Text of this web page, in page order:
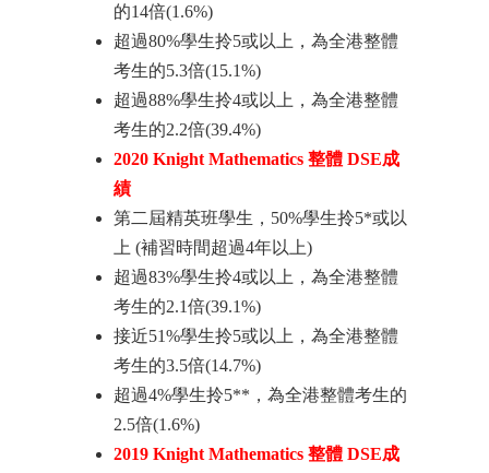
的14倍(1.6%)
超過80%學生拎5或以上，為全港整體
考生的5.3倍(15.1%)
超過88%學生拎4或以上，為全港整體
考生的2.2倍(39.4%)
2020 Knight Mathematics 整體 DSE成
績
第二屆精英班學生，50%學生拎5*或以
上 (補習時間超過4年以上)
超過83%學生拎4或以上，為全港整體
考生的2.1倍(39.1%)
接近51%學生拎5或以上，為全港整體
考生的3.5倍(14.7%)
超過4%學生拎5**，為全港整體考生的
2.5倍(1.6%)
2019 Knight Mathematics 整體 DSE成